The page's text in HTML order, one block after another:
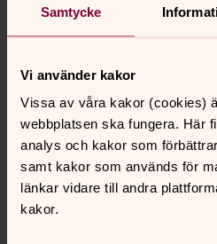
Samtycke
Vi använder kakor
Vissa av våra kakor (cookies)
webbplatsen ska fungera. Här
analys och kakor som
samt kakor som används för
länkar vidare till andra
kakor.
valberedningen i Nosaby
tycker du ska vara med och
Kyrkovalet -
Kyrkovalet ägde rum 8–21
Valresultat
Slutgiltigt valresultat från
från tidigare kyrkoval,